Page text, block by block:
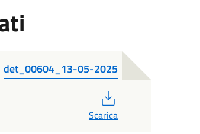
det_00604_13-05-2025
Scarica